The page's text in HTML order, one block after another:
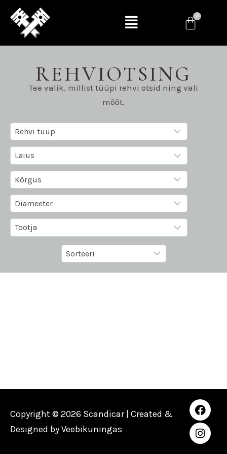
REHVIOTSING
Tee valik, millist tüüpi rehvi otsid ning vali
mõõt.
Copyright © 2026 Scandicar | Created &
Designed byVeebikuningas